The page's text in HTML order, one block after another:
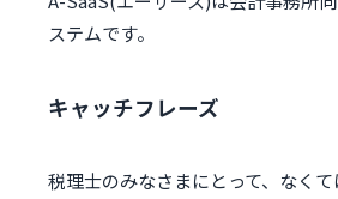
ステムです。
キャッチフレーズ
税理士のみなさまにとって、なく